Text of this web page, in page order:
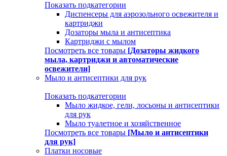
Показать подкатегории
Диспенсеры для аэрозольного освежителя и
картриджи
Дозаторы мыла и антисептика
Картриджи с мылом
Посмотреть все товары [Дозаторы жидкого
мыла, картриджи и автоматические
освежители]
Мыло и антисептики для рук
Показать подкатегории
Мыло жидкое, гели, лосьоны и антисептики
для рук
Мыло туалетное и хозяйственное
Посмотреть все товары [Мыло и антисептики
для рук]
Платки носовые